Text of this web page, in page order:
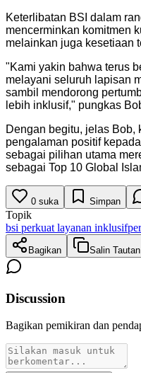
Keterlibatan BSI dalam
mencerminkan komitmen
melainkan juga kesetiaan
"Kami yakin bahwa terus
melayani seluruh lapisan
sambil mendorong
lebih inklusif," pungkas
Dengan begitu, jelas Bob,
pengalaman positif
sebagai pilihan utama
sebagai Top 10 Global
0 suka Simpan
Topik
bsi perkuat layanan inklusif
Bagikan Salin Tautan
Discussion
Bagikan pemikiran dan